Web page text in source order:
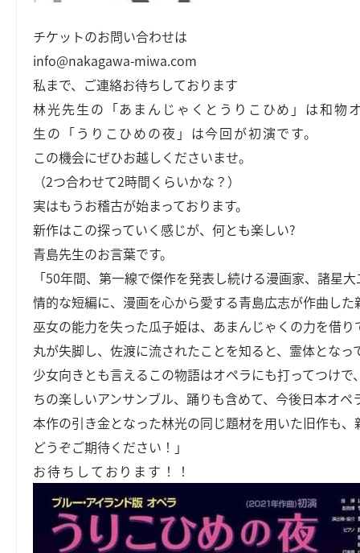
チケットのお問い合わせは
info@nakagawa-miwa.com
私まで、ご連絡お待ちしております
林光先生の「あまんじゃくとうりこひめ」は和物
生の「うりこひめの夜」は今回が初演です。
この機会にぜひお越しくださいませ。
（2つ合わせて2時間くらいかな？）
実はもうお稽古が始まっております。
新作はこの探っていく感じが、何とも楽しい?
青島先生のお言葉です。
「50年間、第一線で傑作を発表し続ける漫画家、諸星
情的な短編に、漫画を心から愛する青島広志が作曲した
巫女の能力を失った瓜子姫は、あまんじゃくの力を借
丸が失脚し、佐渡に流されたことを知ると、霊体となっ
少女向きとも言えるこの物語はオペラにも打ってつけ
ちの楽しいアンサンブル、踊りも含めて、今後日本オ
本作の引き金となった林光の同じ題材を用いた旧作も
どうぞご期待ください！」
お待ちしております！！